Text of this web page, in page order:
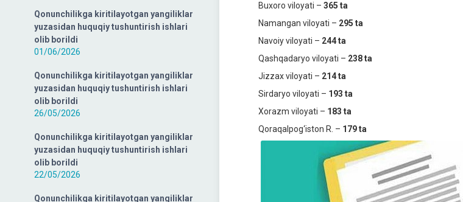
Qonunchilikga kiritilayotgan yangiliklar
yuzasidan huquqiy tushuntirish ishlari
olib borildi
01/06/2026
Qonunchilikga kiritilayotgan yangiliklar
yuzasidan huquqiy tushuntirish ishlari
olib borildi
26/05/2026
Qonunchilikga kiritilayotgan yangiliklar
yuzasidan huquqiy tushuntirish ishlari
olib borildi
22/05/2026
Qonunchilikga kiritilayotgan yangiliklar
Buxoro viloyati – 365 ta
Namangan viloyati – 295 ta
Navoiy viloyati – 244 ta
Qashqadaryo viloyati – 238 ta
Jizzax viloyati – 214ta
Sirdaryo viloyati – 193 ta
Xorazm viloyati – 183 ta
Qoraqalpog‘iston R. – 179 ta